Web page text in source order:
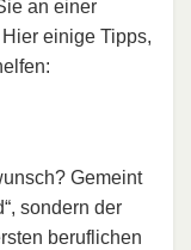
an einer
einige Tipps,
Gemeint
sondern der
beruflichen